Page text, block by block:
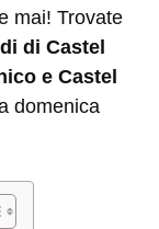
mai! Trovate
di Castel
e Castel
domenica